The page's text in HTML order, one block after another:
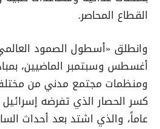
القطاع المحاصر.
وانطلق «أسطول الصمود
أغسطس وسبتمبر الماضيين،
ومنظمات مجتمع مدني من مختلف
عاماً، والذي اشتد بعد أحداث السابع